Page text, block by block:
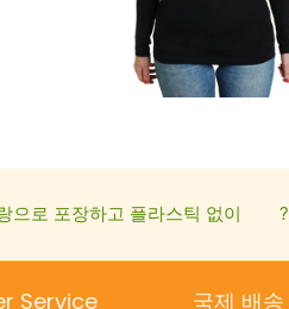
으로 포장하고 플라스틱 없이 ?
Service 국제 배송